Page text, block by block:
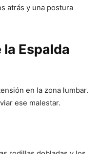
atrás y una postura
Espalda
en la zona lumbar.
ese malestar.